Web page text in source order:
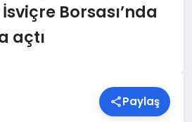
Borsası’nda
açtı
Paylaş